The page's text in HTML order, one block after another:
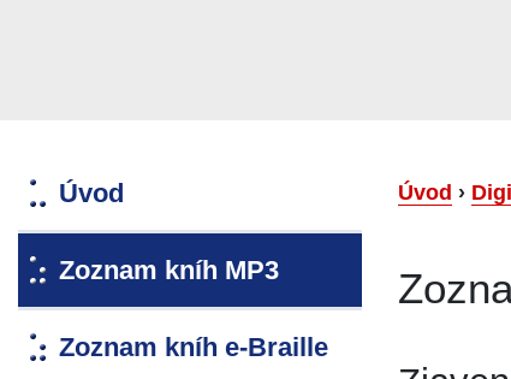
Úvod
Zoznam kníh MP3
Zoznam kníh e-Braille
Úvod ›